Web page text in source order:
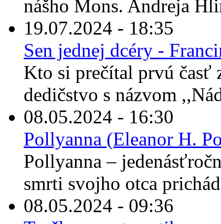
nášho Mons. Andreja
19.07.2024 - 18:35
Sen jednej dcéry -
Kto si prečítal prvú časť
dedičstvo s názvom
08.05.2024 - 16:30
Pollyanna (Eleanor H.
Pollyanna –
smrti svojho otca
08.05.2024 - 09:36